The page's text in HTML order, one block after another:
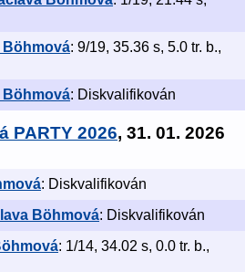
Böhmová: 9/19, 35.36 s, 5.0 tr. b.,
Böhmová: Diskvalifikován
PARTY 2026, 31. 01. 2026
: Diskvalifikován
Böhmová: Diskvalifikován
: 1/14, 34.02 s, 0.0 tr. b.,